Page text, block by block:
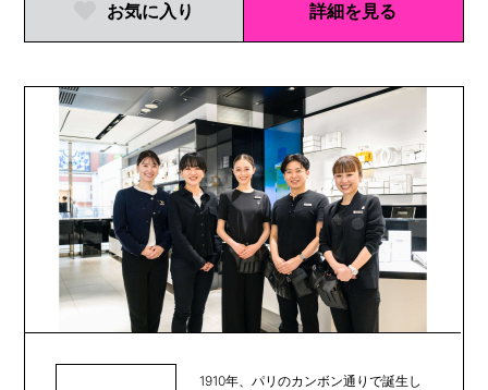
お気に入り 詳細を見る
1910年、パリのカンボン通りで誕生し